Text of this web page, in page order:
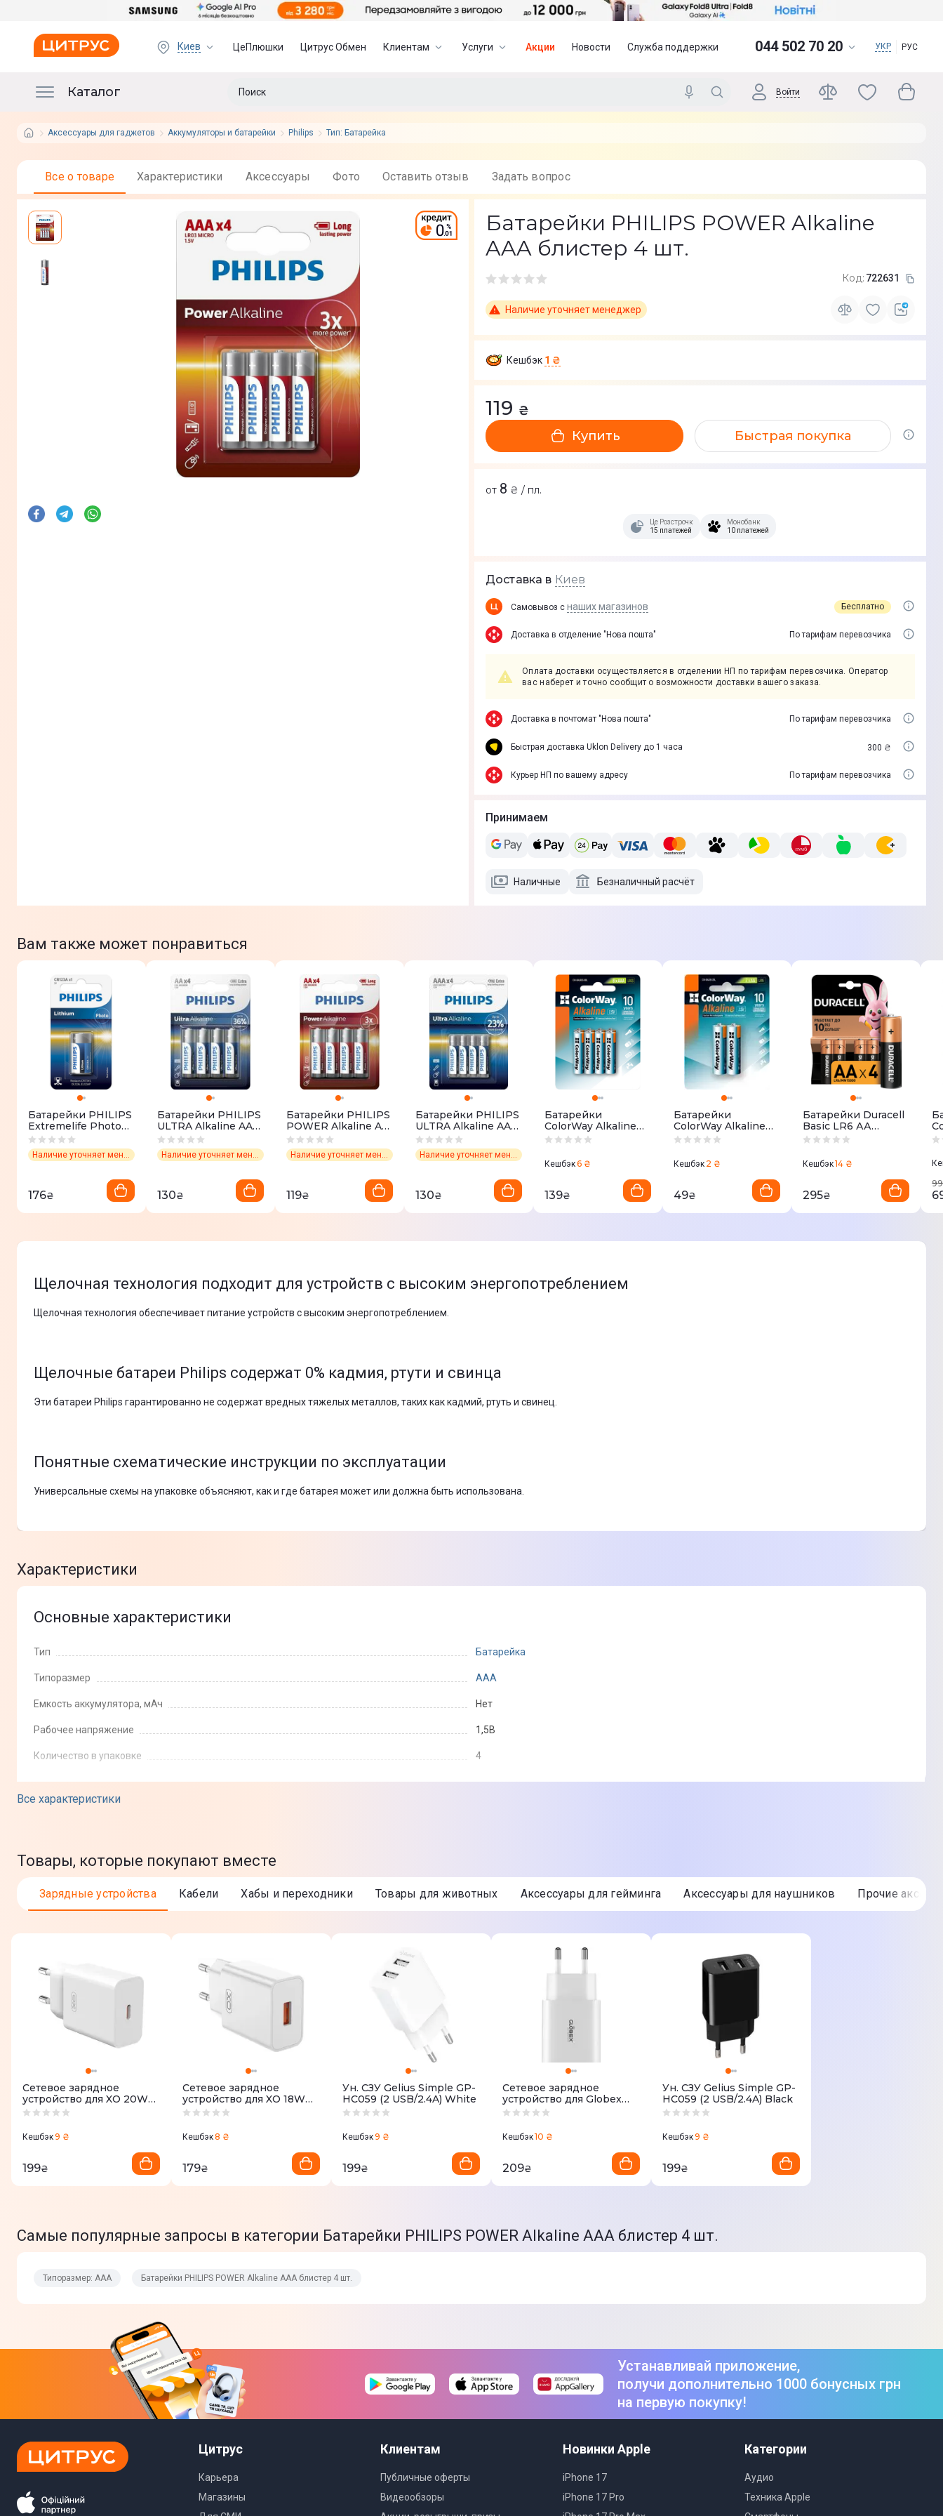
Киев ЦеПлюшки Цитрус Обмен Клиентам Услуги Акции Новости Служба поддержки 044 502 70 20 УКР РУС
Каталог Войти
Аксессуары для гаджетов Аккумуляторы и батарейки Philips Тип: Батарейка
Все о товаре Характеристики Аксессуары Фото Оставить отзыв Задать вопрос
Батарейки PHILIPS POWER Alkaline
AAA блистер 4 шт.
Код: 722631
Наличие уточняет менеджер
Кешбэк 1 ₴
119 ₴
Купить Быстрая покупка
от 8 ₴ / пл.
Це Розстрочка
15 платежей
Монобанк
10 платежей
Доставка в Киев
Самовывоз с наших магазинов Бесплатно
Доставка в отделение "Нова пошта" По тарифам перевозчика
Оплата доставки осуществляется в отделении НП по тарифам перевозчика. Оператор
вас наберет и точно сообщит о возможности доставки вашего заказа.
Доставка в почтомат "Нова пошта" По тарифам перевозчика
Быстрая доставка Uklon Delivery до 1 часа 300 ₴
Курьер НП по вашему адресу По тарифам перевозчика
Принимаем
Наличные Безналичный расчёт
Вам также может понравиться
Батарейки PHILIPS
Extremelife Photo
Lithium блистер 1
шт.
Наличие уточняет менеджер
176₴
Батарейки PHILIPS
ULTRA Alkaline AA
блистер 4 шт.
Наличие уточняет менеджер
130₴
Батарейки PHILIPS
POWER Alkaline AA
блистер 4 шт.
Наличие уточняет менеджер
119₴
Батарейки PHILIPS
ULTRA Alkaline AAA
блистер 4 шт.
Наличие уточняет менеджер
130₴
Батарейки
СolorWay Alkaline
AAA блистер 8 шт.
Кешбэк6 ₴
139₴
Батарейки
СolorWay Alkaline
AA блистер 2 шт.
Кешбэк 2 ₴
49₴
Батарейки Duracell
Basic LR6 АА
Блистер
Кешбэк14 ₴
295₴
99
Щелочная технология подходит для устройств с высоким энергопотреблением
Щелочная технология обеспечивает питание устройств с высоким энергопотреблением.
Щелочные батареи Philips содержат 0% кадмия, ртути и свинца
Эти батареи Philips гарантированно не содержат вредных тяжелых металлов, таких как кадмий, ртуть и свинец.
Понятные схематические инструкции по эксплуатации
Универсальные схемы на упаковке объясняют, как и где батарея может или должна быть использована.
Характеристики
Все характеристики
Основные характеристики
Тип Батарейка
Типоразмер AAA
Емкость аккумулятора, мАч Нет
Рабочее напряжение 1,5В
Количество в упаковке 4
Товары, которые покупают вместе
Зарядные устройства Кабели Хабы и переходники Товары для животных Аксессуары для гейминга Аксессуары для наушников Прочие
Сетевое зарядное
устройство для XO 20W
Type-C (L126.white) белый
Кешбэк9 ₴
199₴
Сетевое зарядное
устройство для XO 18W
USB-A (L127.white) белый
Кешбэк8 ₴
179₴
Ун. СЗУ Gelius Simple GP-
HC059 (2 USB/2.4A) White
Кешбэк9 ₴
199₴
Сетевое зарядное
устройство для Globex
FastPower 12WAC.
Кешбэк10 ₴
209₴
Ун. СЗУ Gelius Simple GP-
HC059 (2 USB/2.4A) Black
Кешбэк9 ₴
199₴
Самые популярные запросы в категории Батарейки PHILIPS POWER Alkaline AAA блистер 4 шт.
Типоразмер: AAA Батарейки PHILIPS POWER Alkaline AAA блистер 4 шт.
Устанавливай приложение,
получи дополнительно 1000 бонусных грн
на первую покупку!
Цитрус
Карьера
Магазины
Клиентам
Публичные оферты
Видеообзоры
Новинки Apple
iPhone 17
iPhone 17 Pro
Категории
Аудио
Техника Apple